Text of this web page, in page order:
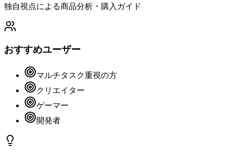
独自視点による商品分析・購入ガイド
おすすめユーザー
マルチタスク重視の方
クリエイター
ゲーマー
開発者